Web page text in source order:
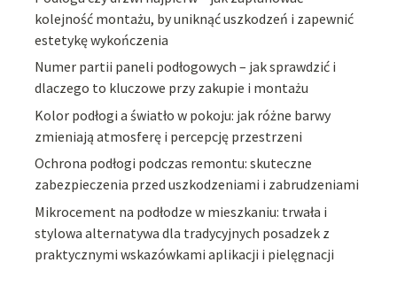
kolejność montażu, by uniknąć uszkodzeń i zapewnić
estetykę wykończenia
Numer partii paneli podłogowych – jak sprawdzić i
dlaczego to kluczowe przy zakupie i montażu
Kolor podłogi a światło w pokoju: jak różne barwy
zmieniają atmosferę i percepcję przestrzeni
Ochrona podłogi podczas remontu: skuteczne
zabezpieczenia przed uszkodzeniami i zabrudzeniami
Mikrocement na podłodze w mieszkaniu: trwała i
stylowa alternatywa dla tradycyjnych posadzek z
praktycznymi wskazówkami aplikacji i pielęgnacji